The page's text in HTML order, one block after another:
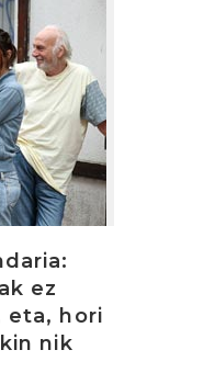
ez
eta, hori
nik